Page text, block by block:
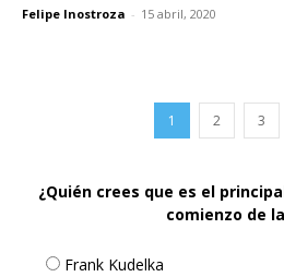
Felipe Inostroza - 15 abril, 2020
1 2 3
¿Quién crees que es el
comienzo de
Frank Kudelka